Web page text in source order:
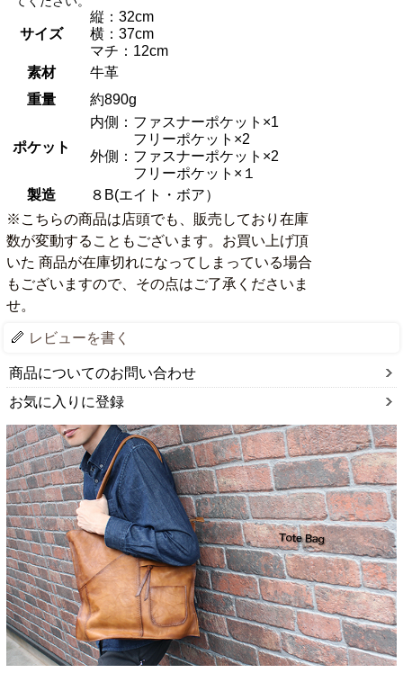
サイズ
縦：32cm
横：37cm
マチ：12cm
素材
牛革
重量
約890g
ポケット
内側：ファスナーポケット×1
フリーポケット×2
外側：ファスナーポケット×2
フリーポケット×１
製造
８B(エイト・ボア）
※こちらの商品は店頭でも、販売しており在庫
数が変動することもございます。お買い上げ頂
いた 商品が在庫切れになってしまっている場合
もございますので、その点はご了承くださいま
せ。
レビューを書く
商品についてのお問い合わせ
お気に入りに登録